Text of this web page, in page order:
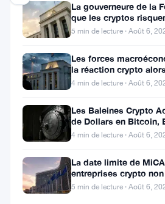
Trump
fait
une
annonce
majeure.
L’ancien
président
révélé
La gouverneure de la
que les cryptos
taux
5 min de lecture · Août 6,
Les forces
la réaction crypto
Fed se poursuit
4 min de lecture · Août 6,
Les Baleines Crypto
de Dollars en Bitcoin,
4 min de lecture · Août 6,
La date limite de
entreprises crypto
fraude par usurpation
5 min de lecture · Août 6,